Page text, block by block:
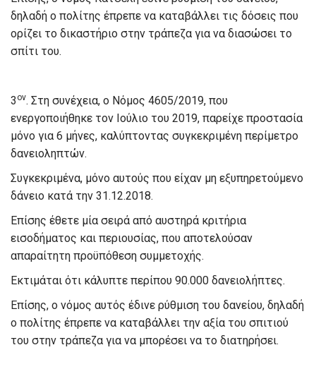
δηλαδή ο πολίτης έπρεπε να καταβάλλει τις δόσεις που
ορίζει το δικαστήριο στην τράπεζα για να διασώσει το
σπίτι του.
3 ον. Στη συνέχεια, ο Νόμος 4605/2019, που
ενεργοποιήθηκε τον Ιούλιο του 2019, παρείχε προστασία
μόνο για 6 μήνες, καλύπτοντας συγκεκριμένη περίμετρο
δανειοληπτών.
Συγκεκριμένα, μόνο αυτούς που είχαν μη εξυπηρετούμενο
δάνειο κατά την 31.12.2018.
Επίσης έθετε μία σειρά από αυστηρά κριτήρια
εισοδήματος και περιουσίας, που αποτελούσαν
απαραίτητη προϋπόθεση συμμετοχής.
Εκτιμάται ότι κάλυπτε περίπου 90.000 δανειολήπτες.
Επίσης, ο νόμος αυτός έδινε ρύθμιση του δανείου, δηλαδή
ο πολίτης έπρεπε να καταβάλλει την αξία του σπιτιού
του στην τράπεζα για να μπορέσει να το διατηρήσει.